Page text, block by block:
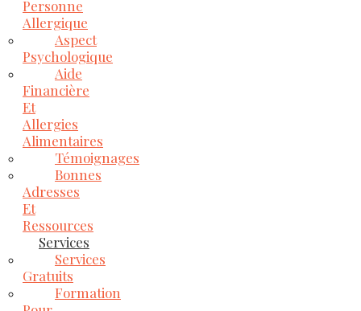
Personne
Allergique
Aspect
Psychologique
Aide
Financière
Et
Allergies
Alimentaires
Témoignages
Bonnes
Adresses
Et
Ressources
Services
Services
Gratuits
Formation